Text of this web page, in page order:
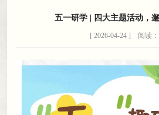
五一研学 | 四大主题活动，
[ 2026-04-24 ] 阅读：